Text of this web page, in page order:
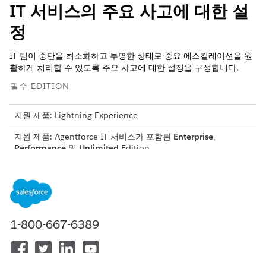
IT 서비스의 주요 사고에 대한 설
정
IT 팀이 중단을 최소화하고 투명한 상태로 중요 에스컬레이션을 원
활하게 처리할 수 있도록 주요 사고에 대한 설정을 구성합니다.
필수 EDITION
지원 제품: Lightning Experience
지원 제품: Agentforce IT 서비스가 포함된 Enterprise,
Performance 및 Unlimited Edition.
주요 사고 구성 설정:
주요 사고 관리자로 지정할
IT 서비스에 대한 사고 관리 권한
1-800-667-6389